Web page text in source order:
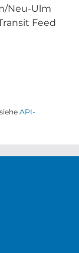
Neu-Ulm
Feed
API-